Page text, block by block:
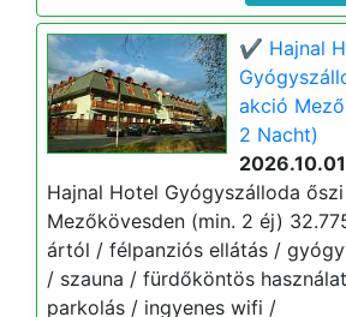
✔️ Hajnal
akció
2 Nacht)
Hajnal Hotel Gyógyszálloda
Mezőkövesden (min. 2 éj)
ártól / félpanziós ellátás /
/ szauna / fürdőköntös
parkolás / ingyenes wifi /